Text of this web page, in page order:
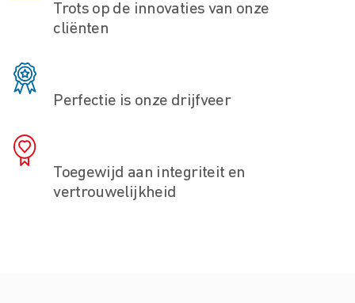
Trots op de innovaties van onze
cliënten
Perfectie is onze drijfveer
Toegewijd aan integriteit en
vertrouwelijkheid